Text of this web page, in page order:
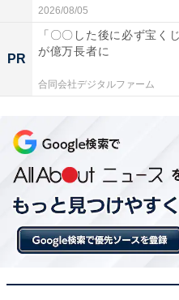
2026/08/05
PR
「〇〇した後に必ず宝く
が億万長者に
合同会社デジタルファーム